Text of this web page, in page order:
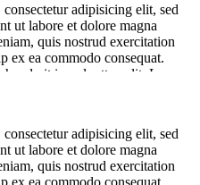
adipisicing elit, sed
ut labore et dolore magna
quis nostrud exercitation
ex ea commodo consequat.
in voluptte velit. Lorem
adipisicing elit, sed do […]
adipisicing elit, sed
ut labore et dolore magna
quis nostrud exercitation
ex ea commodo consequat.